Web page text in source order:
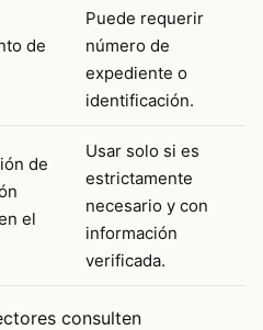
de
Puede requerir
número de
expediente o
identificación.
de
el
Usar solo si es
estrictamente
necesario y con
información
verificada.
consulten